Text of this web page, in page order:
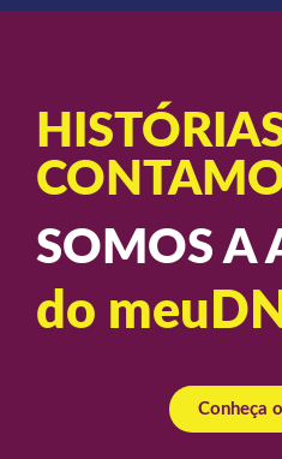
SOMOS A
do
Conheça